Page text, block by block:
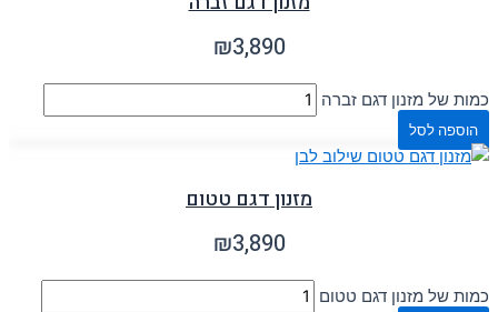
₪3,890
כמות של מזנון דגם זברה
הוספה לסל
מזנון דגם טטום
₪3,890
כמות של מזנון דגם טטום